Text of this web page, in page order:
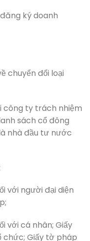
ký doanh
chuyển đổi loại
công ty trách nhiệm
sách cổ đông
nhà đầu tư nước
với người đại diện
với cá nhân; Giấy
Giấy tờ pháp